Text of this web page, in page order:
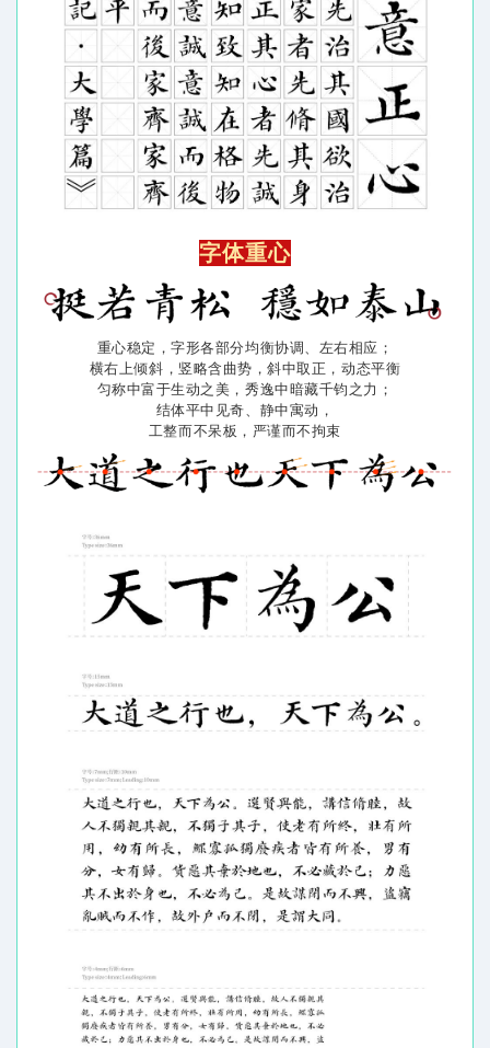
字体重心
重心稳定，字形各部分均衡协调、左右相应；
横右上倾斜，竖略含曲势，斜中取正，动态平衡
匀称中富于生动之美，秀逸中暗藏千钧之力；
结体平中见奇、静中寓动，
工整而不呆板，严谨而不拘束